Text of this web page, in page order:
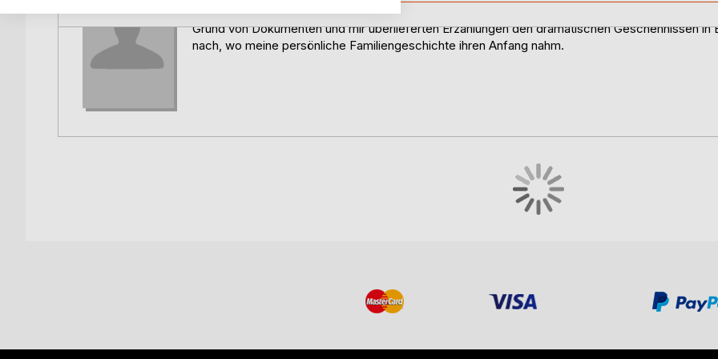
Fast alle hier geschilderten Personen haben existiert. Nur Weniges wurde hinzugefügt oder verändert und deshalb
ist es letztlich ein Roman geworden.
Es handelt sich um eine Verflechtung persönlicher Schicksale und insbesondere um die Entwicklung einer
werden..
für Geschichte tätig war. Im vorliegenden Buch wird das schicksalsträchtige Jahr 1945
Grund von Dokumenten und mir überlieferten Erzählungen den dramatischen Geschehnissen in
nach, wo meine persönliche Familiengeschichte ihren Anfang nahm.